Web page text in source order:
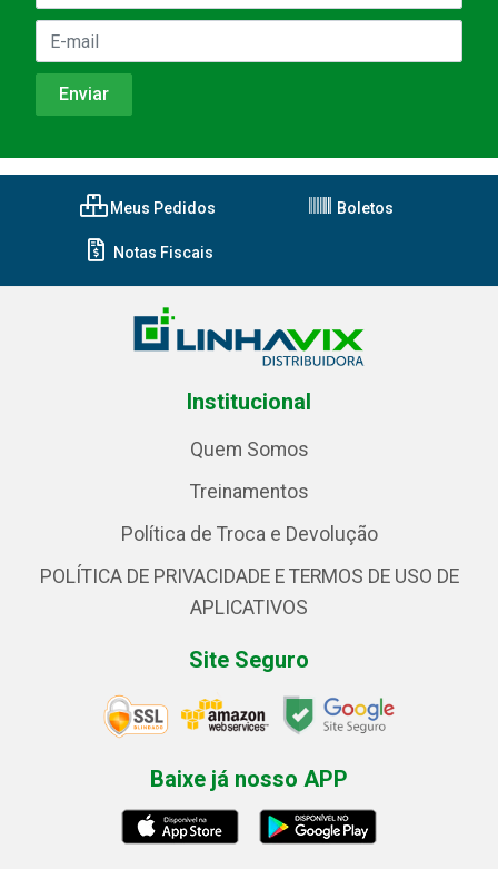
Meus Pedidos Boletos
Notas Fiscais
Institucional
Quem Somos
Treinamentos
Política de Troca e Devolução
POLÍTICA DE PRIVACIDADE E TERMOS DE USO DE
APLICATIVOS
Site Seguro
Baixe já nosso APP